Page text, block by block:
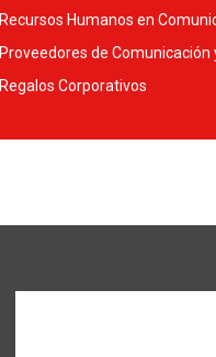
Recursos Humanos en
Proveedores de Comunicación
Regalos Corporativos